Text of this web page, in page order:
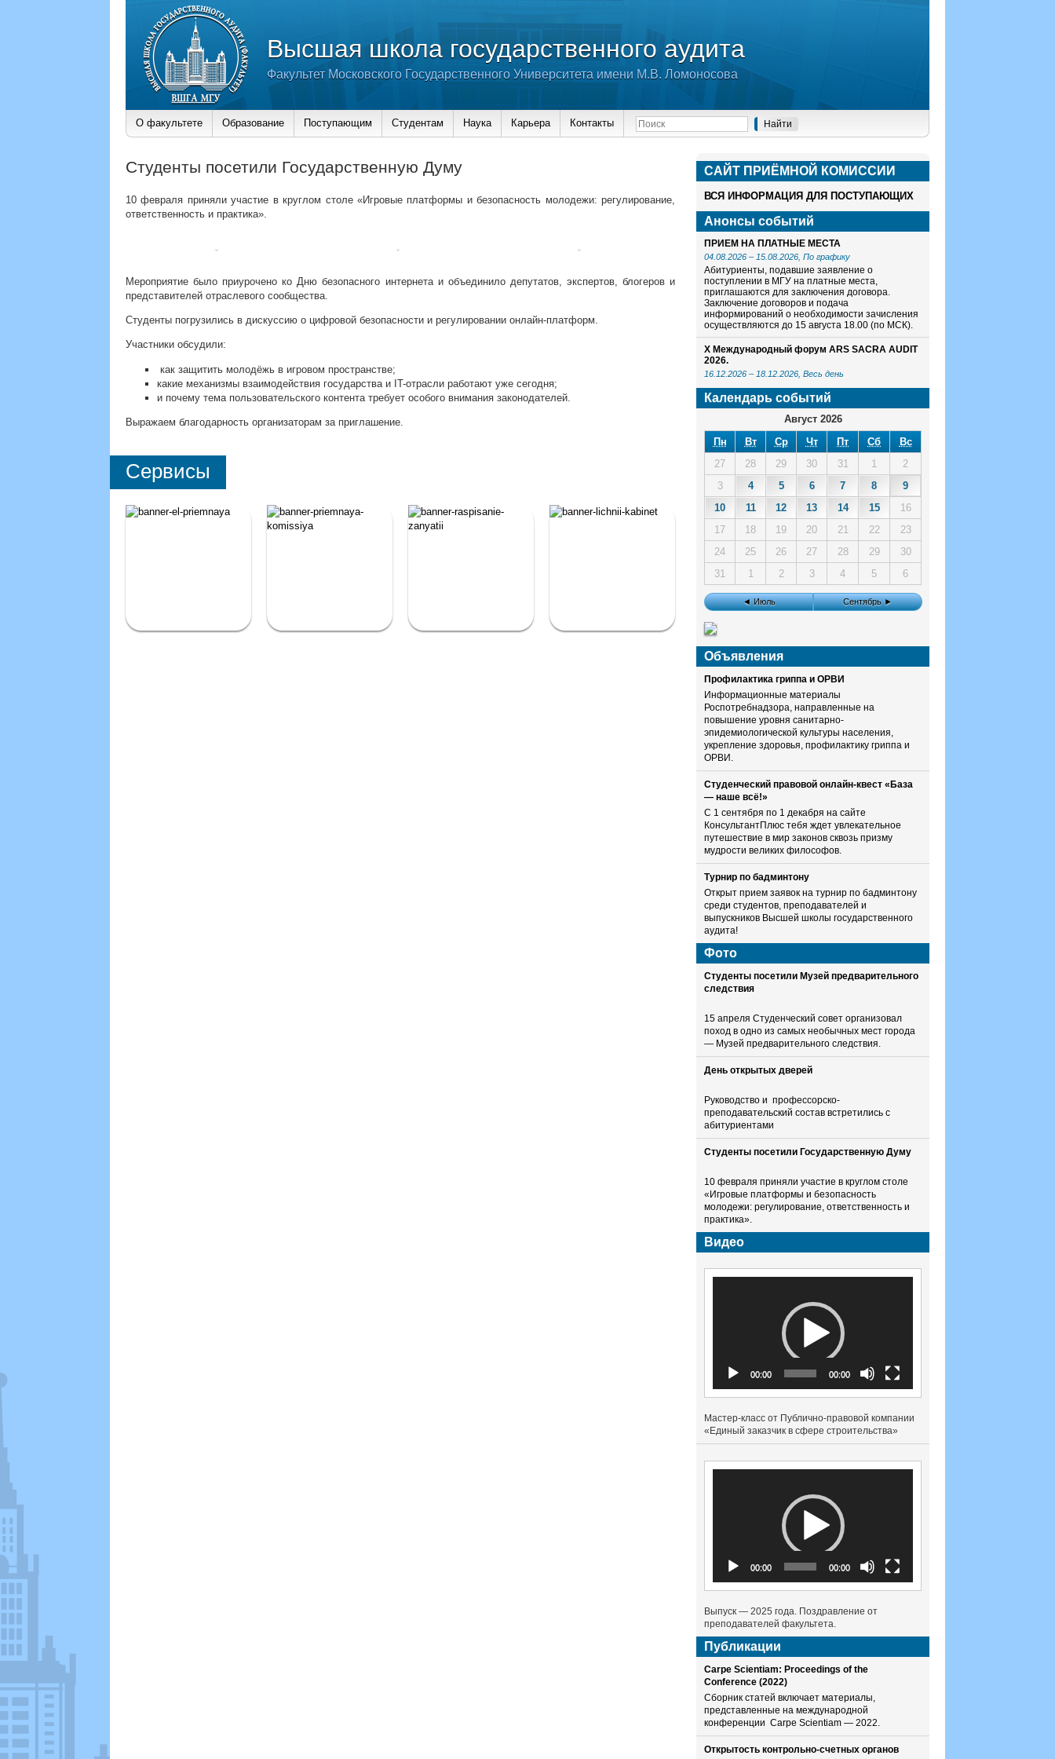
Высшая школа государственного аудита
Факультет Московского Государственного Университета имени М.В. Ломоносова
О факультете Образование Поступающим Студентам Наука Карьера Контакты
Студенты посетили Государственную Думу
10 февраля приняли участие в круглом столе «Игровые платформы и безопасность молодежи: регулирование,
ответственность и практика».
Мероприятие было приурочено ко Дню безопасного интернета и объединило депутатов, экспертов, блогеров и
представителей отраслевого сообщества.
Студенты погрузились в дискуссию о цифровой безопасности и регулировании онлайн-платформ.
Участники обсудили:
как защитить молодёжь в игровом пространстве;
какие механизмы взаимодействия государства и IT-отрасли работают уже сегодня;
и почему тема пользовательского контента требует особого внимания законодателей.
Выражаем благодарность организаторам за приглашение.
Сервисы
САЙТ ПРИЁМНОЙ КОМИСCИИ
ВСЯ ИНФОРМАЦИЯ ДЛЯ ПОСТУПАЮЩИХ
Анонсы событий
ПРИЕМ НА ПЛАТНЫЕ МЕСТА
04.08.2026 – 15.08.2026 , По графику
Абитуриенты, подавшие заявление о
поступлении в МГУ на платные места,
приглашаются для заключения договора.
Заключение договоров и подача
информирований о необходимости зачисления
осуществляются до 15 августа 18.00 (по МСК).
X Международный форум ARS SACRA AUDIT
2026.
16.12.2026 – 18.12.2026 , Весь день
Календарь событий
Август 2026
Пн
Вт Ср Чт Пт Сб
Вс
27
28 29 30 31 1
2
3
4 5 6 7 8
9
10
11 12 13 14 15
16
17
18 19 20 21 22
23
24
25 26 27 28 29
30
31
1 2 3 4 5 6
◄ Июль Сентябрь ►
Объявления
Профилактика гриппа и ОРВИ
Информационные материалы
Роспотребнадзора, направленные на
повышение уровня санитарно-
эпидемиологической культуры населения,
укрепление здоровья, профилактику гриппа и
ОРВИ.
Студенческий правовой онлайн-квест «База
— наше всё!»
С 1 сентября по 1 декабря на сайте
КонсультантПлюс тебя ждет увлекательное
путешествие в мир законов сквозь призму
мудрости великих философов.
Турнир по бадминтону
Открыт прием заявок на турнир по бадминтону
среди студентов, преподавателей и
выпускников Высшей школы государственного
аудита!
Фото
Студенты посетили Музей предварительного
следствия
15 апреля Студенческий совет организовал
поход в одно из самых необычных мест города
— Музей предварительного следствия.
День открытых дверей
Руководство и профессорско-
преподавательский состав встретились с
абитуриентами
Студенты посетили Государственную Думу
10 февраля приняли участие в круглом столе
«Игровые платформы и безопасность
молодежи: регулирование, ответственность и
практика».
Видео
00:00 00:00
Мастер-класс от Публично-правовой компании
«Единый заказчик в сфере строительства»
00:00 00:00
Выпуск — 2025 года. Поздравление от
преподавателей факультета.
Публикации
Carpe Scientiam: Proceedings of the
Conference (2022)
Сборник статей включает материалы,
представленные на международной
конференции Carpe Scientiam — 2022.
Открытость контрольно-счетных органов